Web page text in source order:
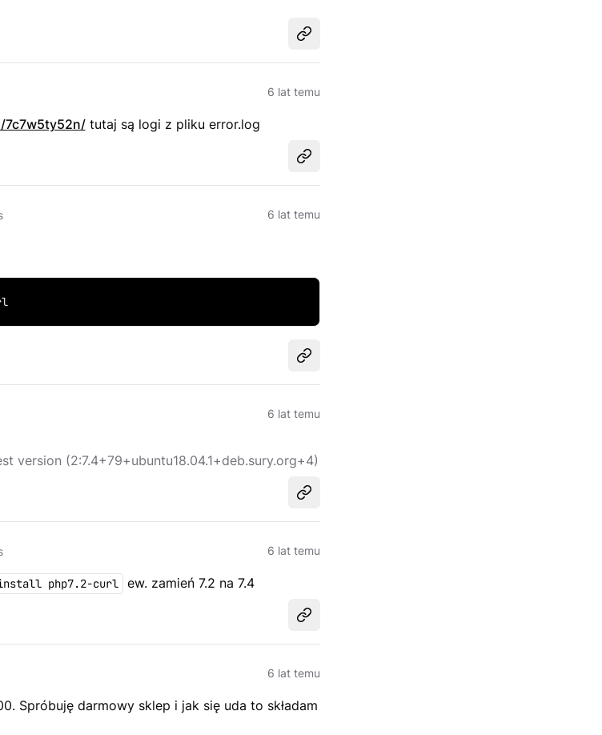
Udostępnij
6 lat temu
tutaj są logi z pliku error.log
Udostępnij
6 lat temu
Udostępnij
6 lat temu
version (2:7.4+79+ubuntu18.04.1+deb.sury.org+4)
Udostępnij
6 lat temu
php7.2-curl ew. zamień 7.2 na 7.4
Udostępnij
6 lat temu
Spróbuję darmowy sklep i jak się uda to składam